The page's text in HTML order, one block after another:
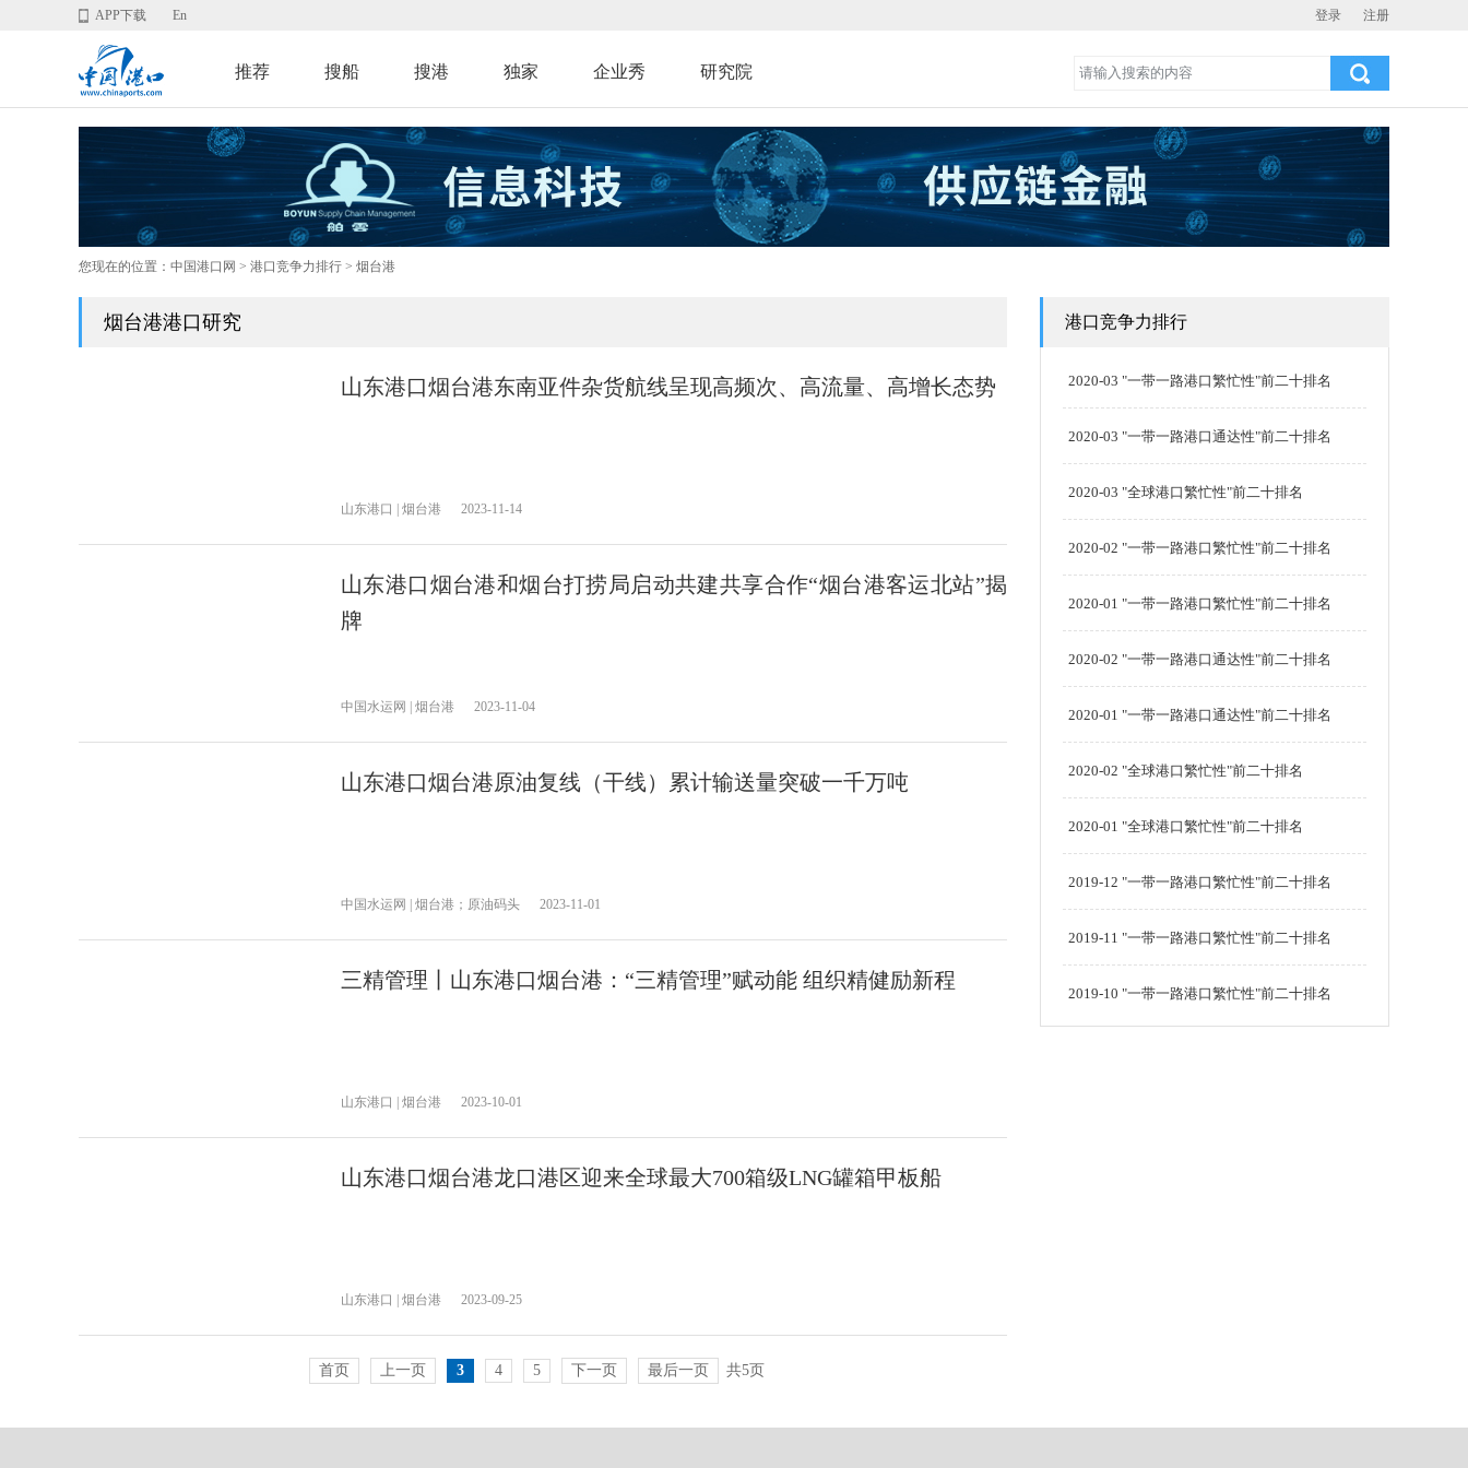
登录 注册
APP下载 En
推荐 搜船 搜港 独家 企业秀 研究院
您现在的位置： 中国港口网 > 港口竞争力排行 > 烟台港
烟台港港口研究
山东港口烟台港东南亚件杂货航线呈现高频次、高流量、高增长态势
山东港口 | 烟台港 2023-11-14
山东港口烟台港和烟台打捞局启动共建共享合作“烟台港客运北站”揭
牌
中国水运网 | 烟台港 2023-11-04
山东港口烟台港原油复线（干线）累计输送量突破一千万吨
中国水运网 | 烟台港；原油码头 2023-11-01
三精管理丨山东港口烟台港：“三精管理”赋动能 组织精健励新程
山东港口 | 烟台港 2023-10-01
山东港口烟台港龙口港区迎来全球最大700箱级LNG罐箱甲板船
山东港口 | 烟台港 2023-09-25
首页 上一页 3 4 5 下一页 最后一页 共5页
港口竞争力排行
2020-03 "一带一路港口繁忙性"前二十排名
2020-03 "一带一路港口通达性"前二十排名
2020-03 "全球港口繁忙性"前二十排名
2020-02 "一带一路港口繁忙性"前二十排名
2020-01 "一带一路港口繁忙性"前二十排名
2020-02 "一带一路港口通达性"前二十排名
2020-01 "一带一路港口通达性"前二十排名
2020-02 "全球港口繁忙性"前二十排名
2020-01 "全球港口繁忙性"前二十排名
2019-12 "一带一路港口繁忙性"前二十排名
2019-11 "一带一路港口繁忙性"前二十排名
2019-10 "一带一路港口繁忙性"前二十排名